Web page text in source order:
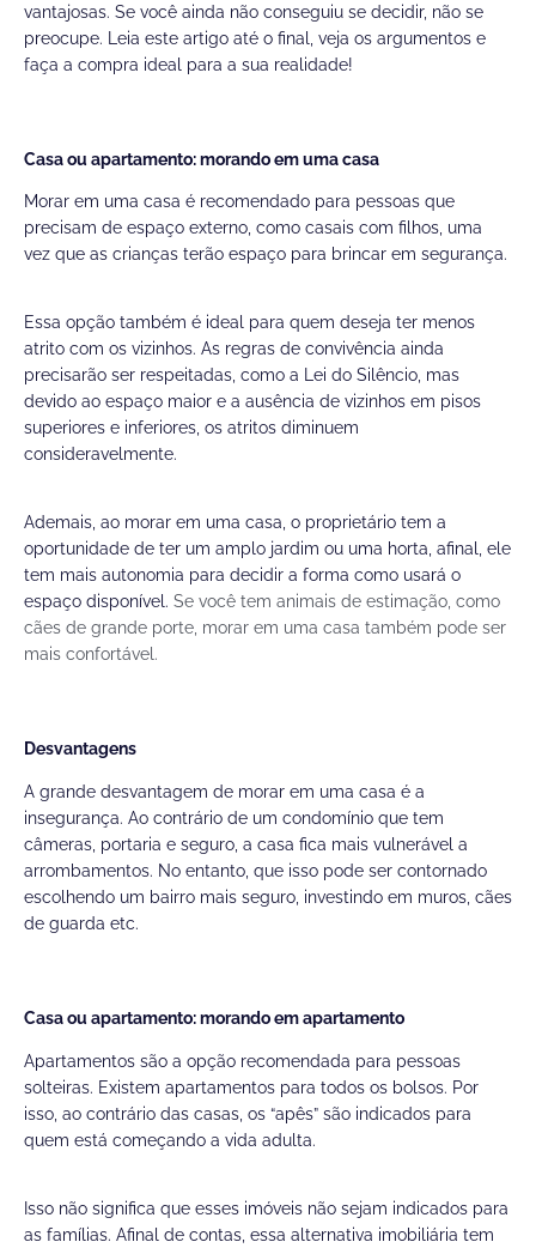
vantajosas. Se você ainda não conseguiu se decidir, não se
preocupe. Leia este artigo até o final, veja os argumentos e
faça a compra ideal para a sua realidade!
Casa ou apartamento: morando em uma casa
Morar em uma casa é recomendado para pessoas que
precisam de espaço externo, como casais com filhos, uma
vez que as crianças terão espaço para brincar em segurança.
Essa opção também é ideal para quem deseja ter menos
atrito com os vizinhos. As regras de convivência ainda
precisarão ser respeitadas, como a Lei do Silêncio, mas
devido ao espaço maior e a ausência de vizinhos em pisos
superiores e inferiores, os atritos diminuem
consideravelmente.
Ademais, ao morar em uma casa, o proprietário tem a
oportunidade de ter um amplo jardim ou uma horta, afinal, ele
tem mais autonomia para decidir a forma como usará o
espaço disponível. Se você tem animais de estimação, como
cães de grande porte, morar em uma casa também pode ser
mais confortável.
Desvantagens
A grande desvantagem de morar em uma casa é a
insegurança. Ao contrário de um condomínio que tem
câmeras, portaria e seguro, a casa fica mais vulnerável a
arrombamentos. No entanto, que isso pode ser contornado
escolhendo um bairro mais seguro, investindo em muros, cães
de guarda etc.
Casa ou apartamento: morando em apartamento
Apartamentos são a opção recomendada para pessoas
solteiras. Existem apartamentos para todos os bolsos. Por
isso, ao contrário das casas, os “apês” são indicados para
quem está começando a vida adulta.
Isso não significa que esses imóveis não sejam indicados para
as famílias. Afinal de contas, essa alternativa imobiliária tem